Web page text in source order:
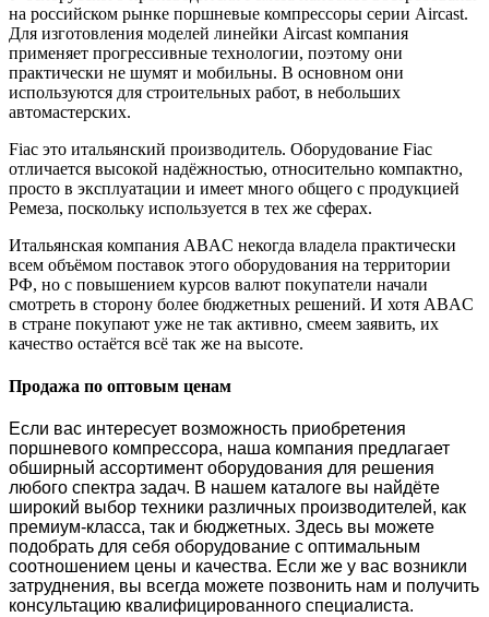
на российском рынке поршневые компрессоры серии Aircast.
Для изготовления моделей линейки Aircast компания
применяет прогрессивные технологии, поэтому они
практически не шумят и мобильны. В основном они
используются для строительных работ, в небольших
автомастерских.
Fiac это итальянский производитель. Оборудование Fiac
отличается высокой надёжностью, относительно компактно,
просто в эксплуатации и имеет много общего с продукцией
Ремеза, поскольку используется в тех же сферах.
Итальянская компания ABAC некогда владела практически
всем объёмом поставок этого оборудования на территории
РФ, но с повышением курсов валют покупатели начали
смотреть в сторону более бюджетных решений. И хотя ABAC
в стране покупают уже не так активно, смеем заявить, их
качество остаётся всё так же на высоте.
Продажа по оптовым ценам
Если вас интересует возможность приобретения
поршневого компрессора, наша компания предлагает
обширный ассортимент оборудования для решения
любого спектра задач. В нашем каталоге вы найдёте
широкий выбор техники различных производителей, как
премиум-класса, так и бюджетных. Здесь вы можете
подобрать для себя оборудование с оптимальным
соотношением цены и качества. Если же у вас возникли
затруднения, вы всегда можете позвонить нам и получить
консультацию квалифицированного специалиста.